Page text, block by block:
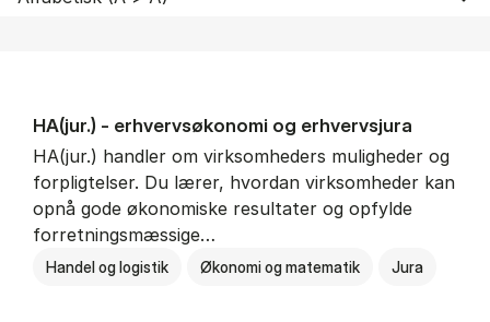
HA(jur.) - erhvervs­økonomi og erhvervs­jura
HA(jur.) handler om virksomheders muligheder og
forpligtelser. Du lærer, hvordan virksomheder kan
opnå gode økonomiske resultater og opfylde
forretningsmæssige…
Handel og logistik Økonomi og matematik Jura